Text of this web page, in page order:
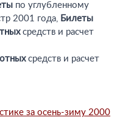
по углубленному
2001 года, Билеты
средств и расчет
средств и расчет
за осень-зиму 2000